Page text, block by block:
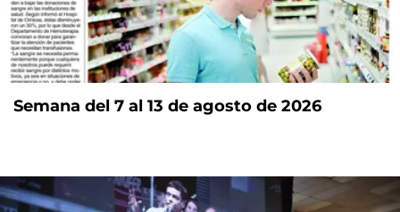
Semana del 7 al 13 de agosto de 2026